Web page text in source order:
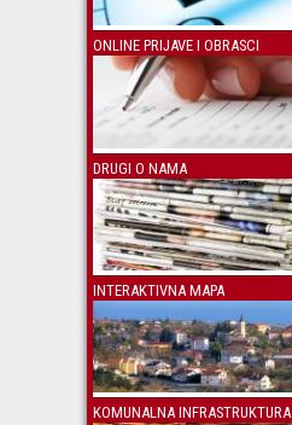
ONLINE PRIJAVE I OBRASCI
DRUGI O NAMA
INTERAKTIVNA MAPA
KOMUNALNA INFRASTRUKTURA